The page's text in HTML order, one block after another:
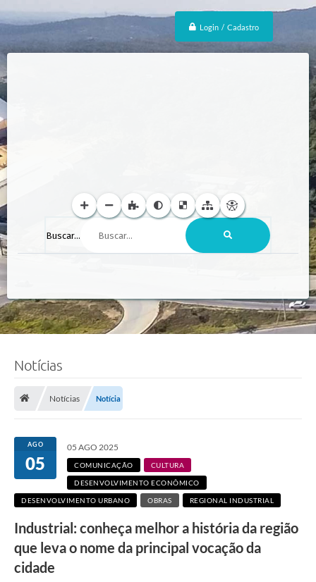
Login / Cadastro
Buscar...
Notícias
Notícias Notícia
AGO
05
05 AGO 2025
COMUNICAÇÃO CULTURA
DESENVOLVIMENTO ECONÔMICO
DESENVOLVIMENTO URBANO OBRAS REGIONAL INDUSTRIAL
Industrial: conheça melhor a história da região
que leva o nome da principal vocação da
cidade
F
o
t
o
:
r
q
u